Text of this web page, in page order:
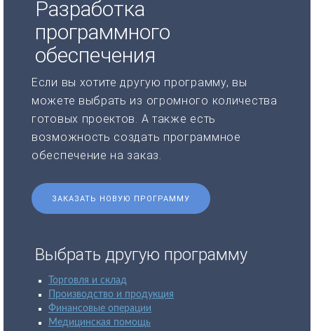
Разработка
программного
обеспечения
Если вы хотите другую программу, вы
можете выбрать из огромного количества
готовых проектов. А также есть
возможность создать программное
обеспечение на заказ.
ЗАКАЗАТЬ НОВУЮ ПРОГРАММУ
Выбрать другую программу
Торговля и склад
Производство и продукция
Финансовые операции
Медицинская помощь